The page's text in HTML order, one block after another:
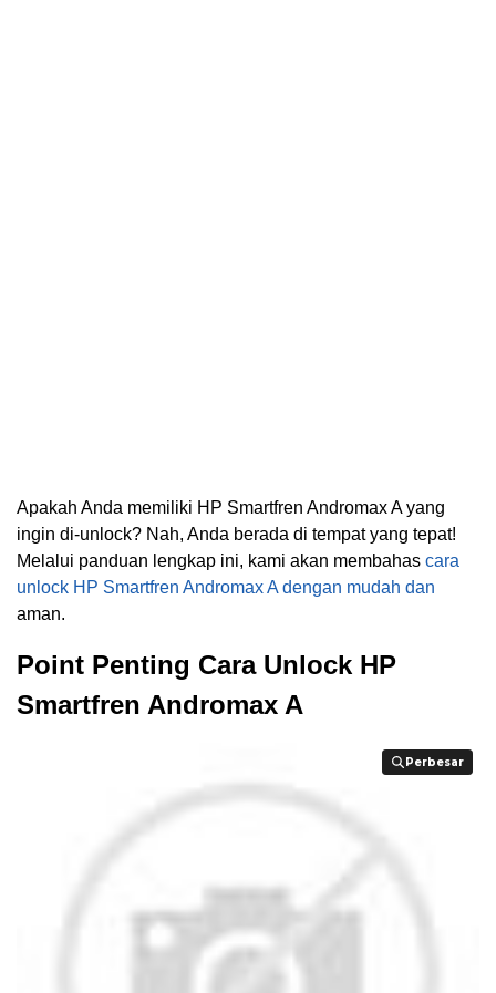
Apakah Anda memiliki HP Smartfren Andromax A yang
ingin di-unlock? Nah, Anda berada di tempat yang tepat!
Melalui panduan lengkap ini, kami akan membahas cara
unlock HP Smartfren Andromax A dengan mudah dan
aman.
Point Penting Cara Unlock HP
Smartfren Andromax A
Perbesar
Perbesar